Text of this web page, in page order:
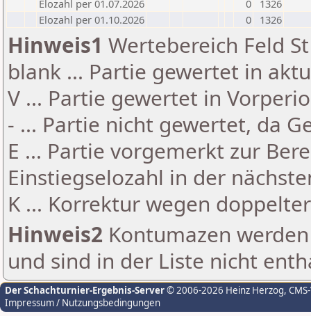
Elozahl per 01.07.2026
0
1326
Elozahl per 01.10.2026
0 1326
Hinweis1 Wertebereich Feld
blank ... Partie gewertet in
V ... Partie gewertet in
- ... Partie nicht gewertet, da
E ... Partie vorgemerkt zur
Einstiegselozahl in der
K ... Korrektur wegen
Hinweis2 Kontumazen
und sind in der Liste nicht
Der Schachturnier-Ergebnis-Server© 2006-2026 Heinz Herzog,
Impressum / Nutzungsbedingungen